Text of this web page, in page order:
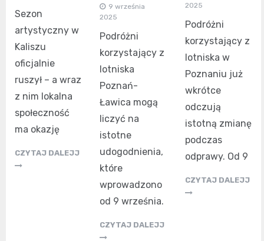
Sezon
artystyczny w
Kaliszu
oficjalnie
ruszył – a wraz
z nim lokalna
społeczność
ma okazję
CZYTAJ DALEJJ
9 września
2025
Podróżni
korzystający z
lotniska
Poznań-
Ławica mogą
liczyć na
istotne
udogodnienia,
które
wprowadzono
od 9 września.
CZYTAJ DALEJJ
2025
Podróżni
korzystający z
lotniska w
Poznaniu już
wkrótce
odczują
istotną zmianę
podczas
odprawy. Od 9
CZYTAJ DALEJJ